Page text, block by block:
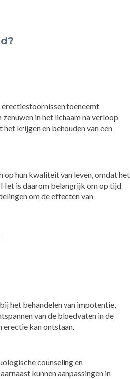
toeneemt
in het lichaam na verloop
krijgen en behouden van een
op hun kwaliteit van leven, omdat het
is daarom belangrijk om op tijd
om de effecten van
het behandelen van impotentie,
van de bloedvaten in de
erectie kan ontstaan.
counseling en
kunnen aanpassingen in